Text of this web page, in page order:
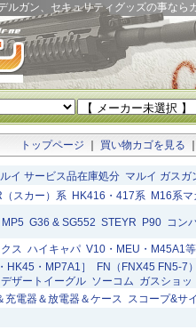
ルガン、セキュリティグッズの事なら
トップページ 買い物カゴを見る
イ サービス品在庫処分 マルイ ガスガ
スカー）系 HK416・417系 M16系
MP5 G36 & SG552 STEYR P90 コン
ス ハイキャパ V10・MEU・M45A1等
HK45・MP7A1］
FN（FNX45 FN5-7
デザートイーグル ソーコム ガスショッ
充電器＆放電器＆ケース スコープ&サ